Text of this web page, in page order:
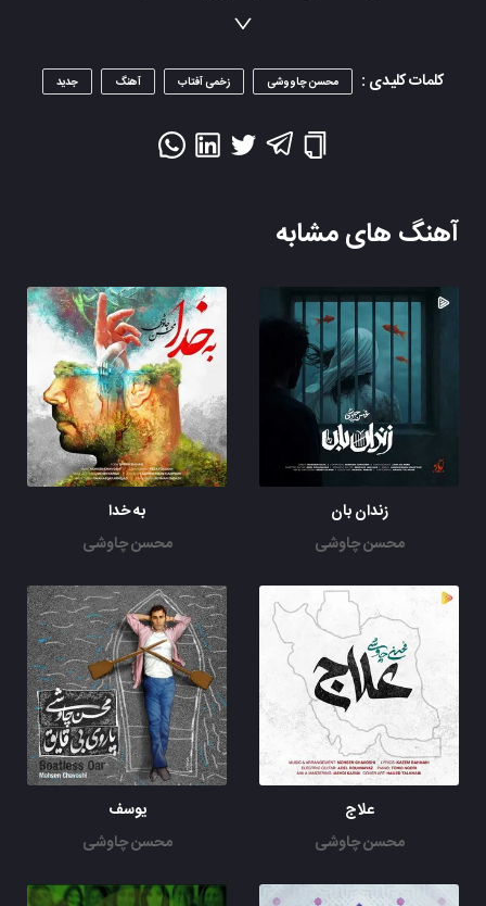
کلمات کلیدی : محسن چاووشی زخمی آفتاب آهنگ جدید
آهنگ های مشابه
زندان بان
محسن چاوشی
به خدا
محسن چاوشی
علاج
محسن چاوشی
یوسف
محسن چاوشی